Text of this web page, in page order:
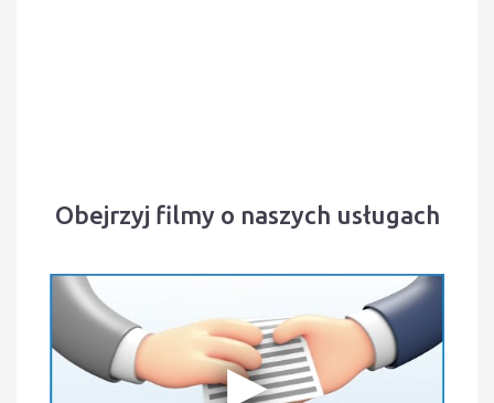
Obejrzyj filmy o naszych usługach